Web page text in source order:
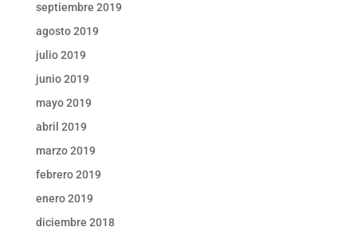
septiembre 2019
agosto 2019
julio 2019
junio 2019
mayo 2019
abril 2019
marzo 2019
febrero 2019
enero 2019
diciembre 2018